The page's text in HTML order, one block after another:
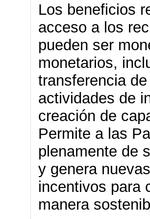
Los beneficios
acceso a los
pueden ser
monetarios,
transferencia
actividades de
creación de
Permite a las
plenamente de
y genera
incentivos para
manera